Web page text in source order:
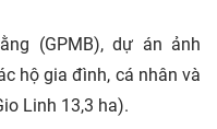
(GPMB), dự án ảnh
hộ gia đình, cá nhân và
Linh 13,3 ha).